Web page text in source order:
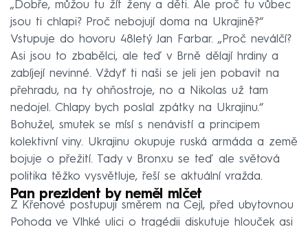
„Dobře, můžou tu žít ženy a děti. Ale proč tu vůbec
jsou ti chlapi? Proč nebojují doma na Ukrajině?“
Vstupuje do hovoru 48letý Jan Farbar. „Proč neválčí?
Asi jsou to zbabělci, ale teď v Brně dělají hrdiny a
zabíjejí nevinné. Vždyť ti naši se jeli jen pobavit na
přehradu, na ty ohňostroje, no a Nikolas už tam
nedojel. Chlapy bych poslal zpátky na Ukrajinu.“
Bohužel, smutek se mísí s nenávistí a principem
kolektivní viny. Ukrajinu okupuje ruská armáda a země
bojuje o přežití. Tady v Bronxu se teď ale světová
politika těžko vysvětluje, řeší se aktuální vražda.
Pan prezident by neměl mlčet
Z Křenové postupuji směrem na Cejl, před ubytovnou
Pohoda ve Vlhké ulici o tragédii diskutuje hlouček asi